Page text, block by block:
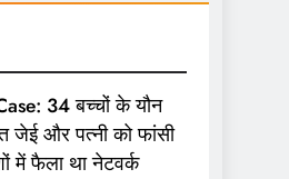
34 बच्चों के यौन
जेई और पत्नी को फांसी
में फैला था नेटवर्क